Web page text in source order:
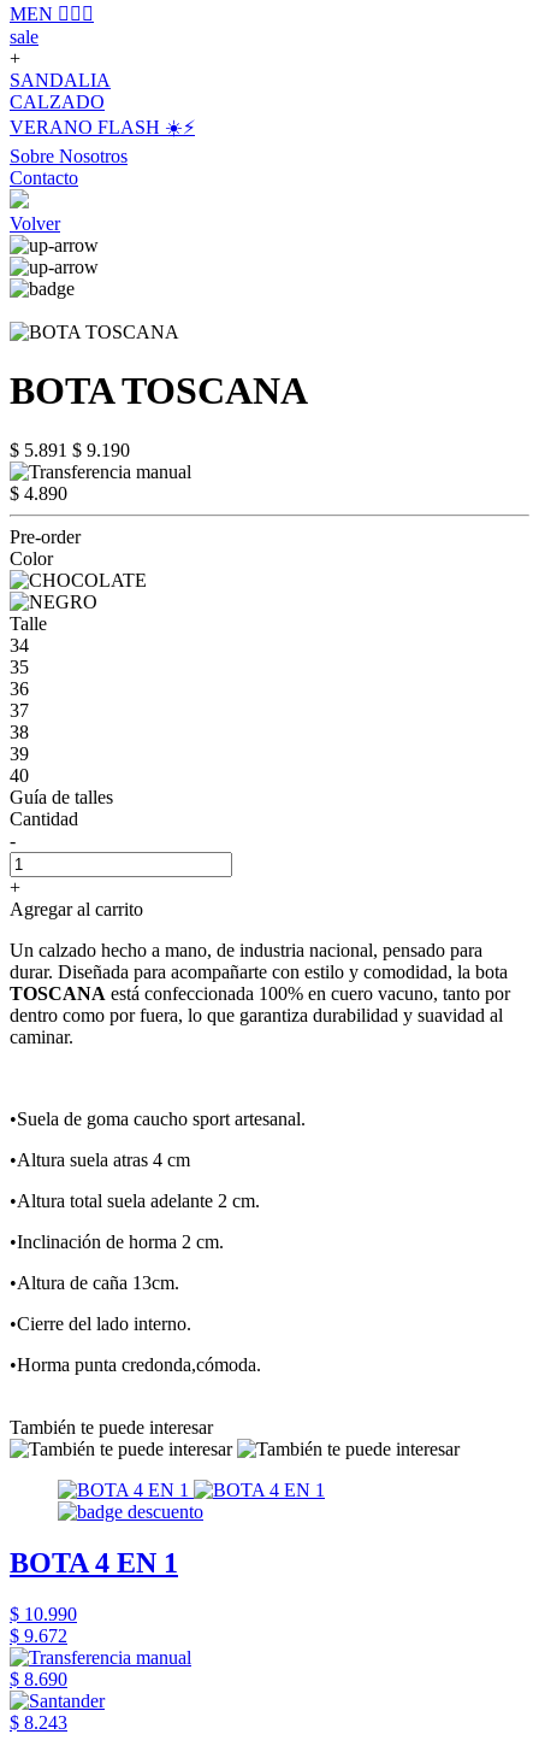
MEN 🙋🏽‍♂️
sale
+
SANDALIA
CALZADO
VERANO FLASH ☀️⚡️
Sobre Nosotros
Contacto
Volver
BOTA TOSCANA
$ 5.891 $ 9.190
$ 4.890
Pre-order
Color
Talle
34
35
36
37
38
39
40
Guía de talles
Cantidad
-
+
Agregar al carrito
Un calzado hecho a mano, de industria nacional, pensado para
durar. Diseñada para acompañarte con estilo y comodidad, la bota
TOSCANA está confeccionada 100% en cuero vacuno, tanto por
dentro como por fuera, lo que garantiza durabilidad y suavidad al
caminar.
•Suela de goma caucho sport artesanal.
•Altura suela atras 4 cm
•Altura total suela adelante 2 cm.
•Inclinación de horma 2 cm.
•Altura de caña 13cm.
•Cierre del lado interno.
•Horma punta credonda,cómoda.
También te puede interesar
BOTA 4 EN 1
$ 10.990
$ 9.672
$ 8.690
$ 8.243